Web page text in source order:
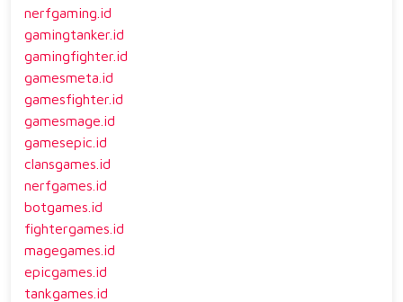
nerfgaming.id
gamingtanker.id
gamingfighter.id
gamesmeta.id
gamesfighter.id
gamesmage.id
gamesepic.id
clansgames.id
nerfgames.id
botgames.id
fightergames.id
magegames.id
epicgames.id
tankgames.id